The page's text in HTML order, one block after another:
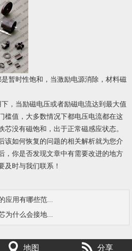
时性饱和，当激励电源消除，材料磁
当励磁电压或者励磁电流达到最大值
槛值，大多数情况下都电压电流都在这
芯没有磁饱和，出于正常磁感应状态。
如何恢复的问题的相关解析就为您介
，你是否发现文章中有需要改进的地方
及时与我们联系！
应用有哪些范...
为什么会接地...
地图 分享